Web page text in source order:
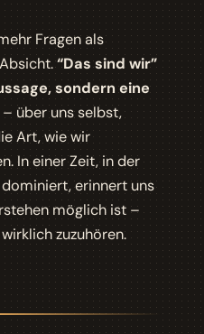
Fragen als
“Das sind wir”
sondern eine
– über uns selbst,
Art, wie wir
In einer Zeit, in der
erinnert uns
möglich ist –
zuzuhören.